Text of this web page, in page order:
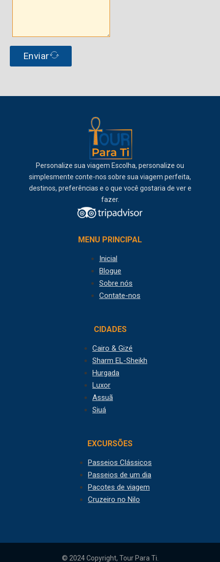
Enviar
Personalize sua viagem Escolha, personalize ou
simplesmente conte-nos sobre sua viagem perfeita,
destinos, preferências e o que você gostaria de ver e
fazer.
MENU PRINCIPAL
Inicial
Blogue
Sobre nós
Contate-nos
CIDADES
Cairo & Gizé
Sharm EL-Sheikh
Hurgada
Luxor
Assuã
Siuá
EXCURSÕES
Passeios Clássicos
Passeios de um dia
Pacotes de viagem
Cruzeiro no Nilo
© 2024 Copyright, Tour Para Ti.